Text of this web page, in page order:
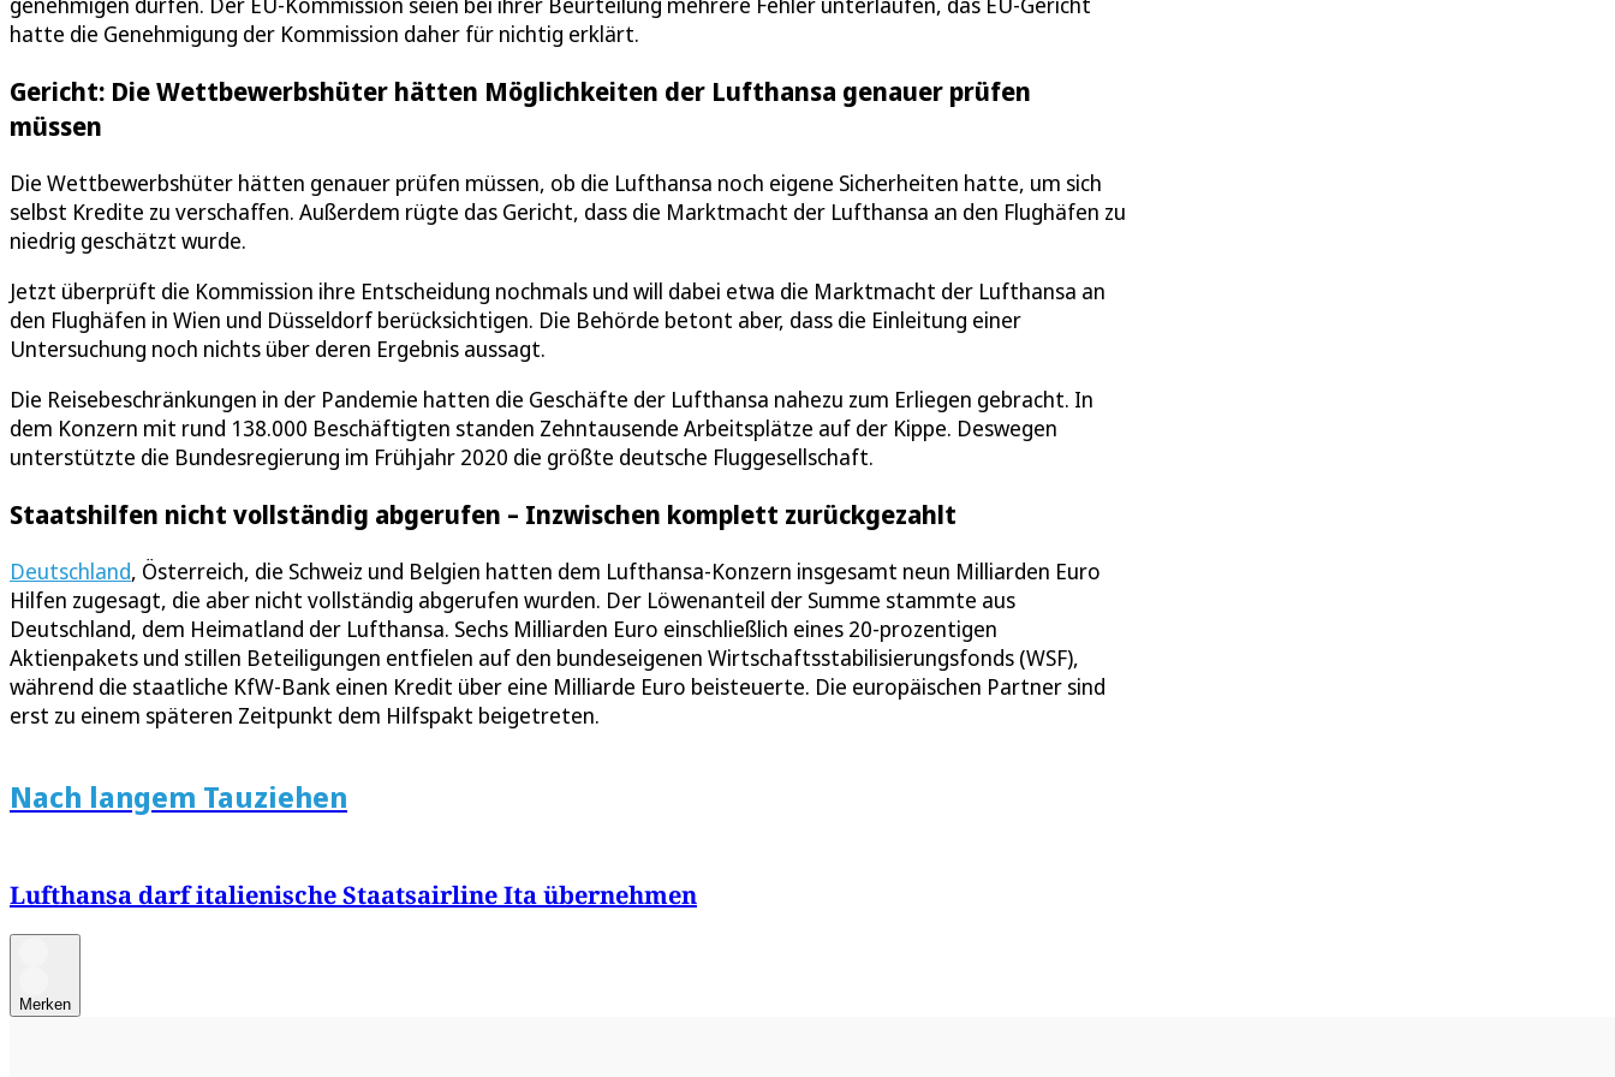
hatte die Genehmigung der Kommission daher für nichtig erklärt.
Gericht: Die Wettbewerbshüter hätten Möglichkeiten der Lufthansa genauer prüfen
müssen
Die Wettbewerbshüter hätten genauer prüfen müssen, ob die Lufthansa noch eigene Sicherheiten hatte, um sich
selbst Kredite zu verschaffen. Außerdem rügte das Gericht, dass die Marktmacht der Lufthansa an den Flughäfen zu
niedrig geschätzt wurde.
Jetzt überprüft die Kommission ihre Entscheidung nochmals und will dabei etwa die Marktmacht der Lufthansa an
den Flughäfen in Wien und Düsseldorf berücksichtigen. Die Behörde betont aber, dass die Einleitung einer
Untersuchung noch nichts über deren Ergebnis aussagt.
Die Reisebeschränkungen in der Pandemie hatten die Geschäfte der Lufthansa nahezu zum Erliegen gebracht. In
dem Konzern mit rund 138.000 Beschäftigten standen Zehntausende Arbeitsplätze auf der Kippe. Deswegen
unterstützte die Bundesregierung im Frühjahr 2020 die größte deutsche Fluggesellschaft.
Staatshilfen nicht vollständig abgerufen – Inzwischen komplett zurückgezahlt
Deutschland, Österreich, die Schweiz und Belgien hatten dem Lufthansa-Konzern insgesamt neun Milliarden Euro
Hilfen zugesagt, die aber nicht vollständig abgerufen wurden. Der Löwenanteil der Summe stammte aus
Deutschland, dem Heimatland der Lufthansa. Sechs Milliarden Euro einschließlich eines 20-prozentigen
Aktienpakets und stillen Beteiligungen entfielen auf den bundeseigenen Wirtschaftsstabilisierungsfonds (WSF),
während die staatliche KfW-Bank einen Kredit über eine Milliarde Euro beisteuerte. Die europäischen Partner sind
erst zu einem späteren Zeitpunkt dem Hilfspakt beigetreten.
Nach langem Tauziehen
Lufthansa darf italienische Staatsairline Ita übernehmen
Merken